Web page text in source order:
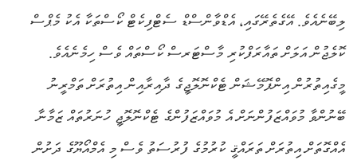
ލިބޭނެއެވެ. އޭގެތެރޭގައި، އެޑްވާންސްޑް ސެޓްފިކެޓް ކޯސްތަކާ އެކު މެޕްސް
ކޮލެޖުން އަލަށް ތައާރަފްކުރި މާސްޓަރސް ކޯސްތައް ވެސް ހިމެނެއެވެ.
މީގެއިތުރުން އިންފޮމޭޝަން ޓެކްނޮލޮޖީގެ ދާއިރާއިން އިތުރަށް ތަމްރީނު
ބޭނުންވާ މުވައްޒަފުންނަށް އެ މުވައްޒަފުންގެ ޓެކްނޮލޮޖީ ހުނަރުތައް ޒަމާނާ
އެއްގޮތަށް އިތުރަށް ތަރައްޤީ ކުރުމުގެ ފުރުސަތު ވެސް މި އެމްއޯޔޫގެ ދަށުން